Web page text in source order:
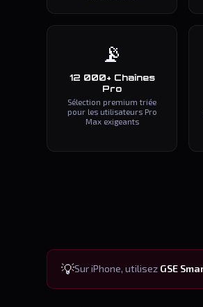
📡
12 000+ Chaînes
Pro
Sélection premium triée
pour les utilisateurs Pro
Max exigeants
💡Sur iPhone, utilisez GSE